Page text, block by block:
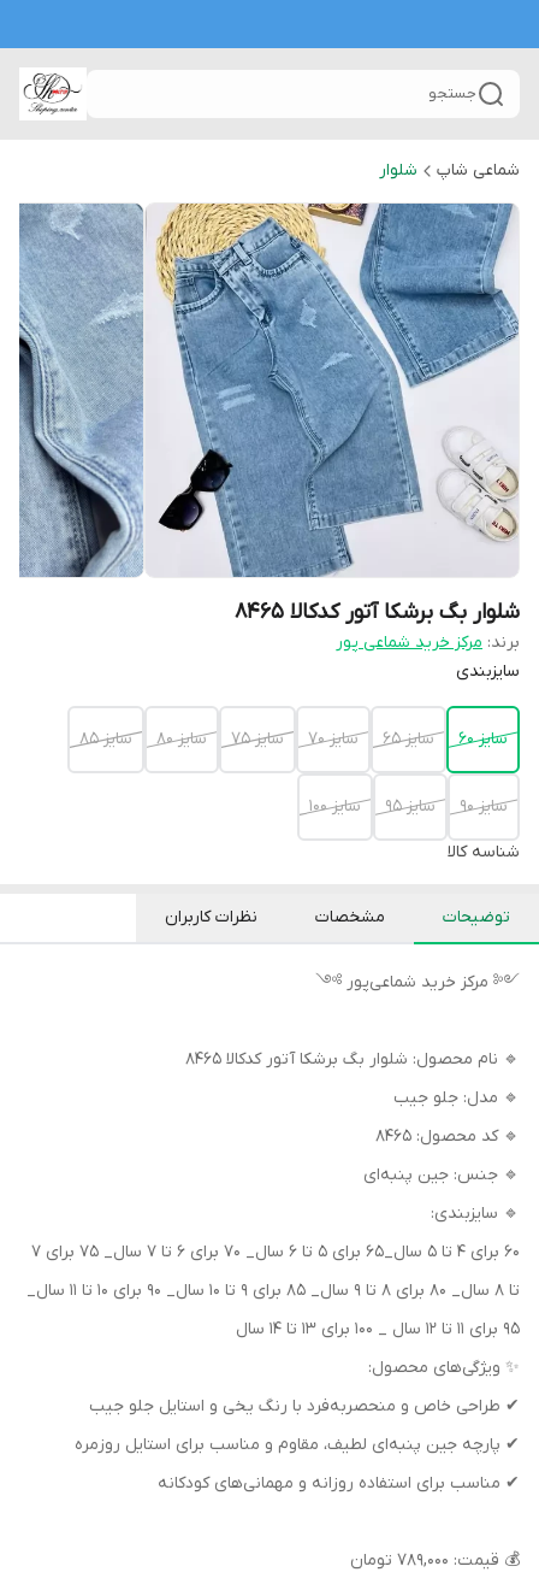
جستجو
شماعی شاپ شلوار
شلوار بگ برشکا آتور کدکالا ۸۴۶۵
برند: مرکز خرید شماعی پور
سایزبندی
سایز ۶۰ سایز ۶۵ سایز ۷۰ سایز ۷۵ سایز ۸۰ سایز ۸۵
سایز ۹۰ سایز ۹۵
سایز ۱۰۰
شناسه کالا
توضیحات مشخصات نظرات کاربران
༺ مرکز خرید شماعی‌پور ༻
🔹 نام محصول: شلوار بگ برشکا آتور کدکالا ۸۴۶۵
🔹 مدل: جلو جیب
🔹 کد محصول: ۸۴۶۵
🔹 جنس: جین پنبه‌ای
🔹 سایزبندی:
۶۰ برای ۴ تا ۵ سال_۶۵ برای ۵ تا ۶ سال_ ۷۰ برای ۶ تا ۷ سال_ ۷۵ برای ۷
تا ۸ سال_ ۸۰ برای ۸ تا ۹ سال_ ۸۵ برای ۹ تا ۱۰ سال_ ۹۰ برای ۱۰ تا ۱۱ سال_
۹۵ برای ۱۱ تا ۱۲ سال _ ۱۰۰ برای ۱۳ تا ۱۴ سال
✨ ویژگی‌های محصول:
✔ طراحی خاص و منحصربه‌فرد با رنگ یخی و استایل جلو جیب
✔ پارچه جین پنبه‌ای لطیف، مقاوم و مناسب برای استایل روزمره
✔ مناسب برای استفاده روزانه و مهمانی‌های کودکانه
💰 قیمت: ۷۸۹,۰۰۰ تومان